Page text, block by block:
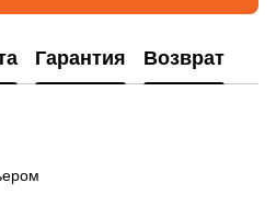
Гарантия Возврат